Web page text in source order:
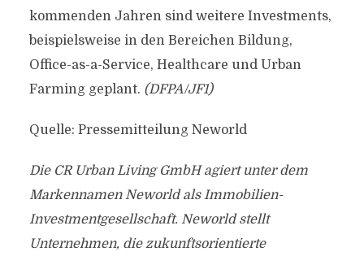
kommenden Jahren sind weitere Investments,
beispielsweise in den Bereichen Bildung,
Office-as-a-Service, Healthcare und Urban
Farming geplant. (DFPA/JF1)
Quelle: Pressemitteilung Neworld
Die CR Urban Living GmbH agiert unter dem
Markennamen Neworld als Immobilien-
Investmentgesellschaft. Neworld stellt
Unternehmen, die zukunftsorientierte